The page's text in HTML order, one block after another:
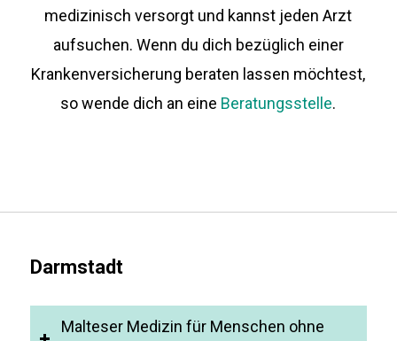
medizinisch versorgt und kannst jeden Arzt
aufsuchen. Wenn du dich bezüglich einer
Krankenversicherung beraten lassen möchtest,
so wende dich an eine Beratungsstelle.
Darmstadt
Malteser Medizin für Menschen ohne